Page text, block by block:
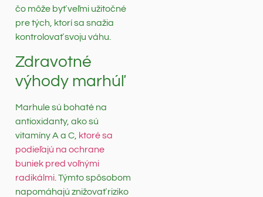
čo môže byť veľmi užitočné
pre tých, ktorí sa snažia
kontrolovať svoju váhu.
Zdravotné
výhody marhúľ
Marhule sú bohaté na
antioxidanty, ako sú
vitamíny A a C, ktoré sa
podieľajú na ochrane
buniek pred voľnými
radikálmi . Týmto spôsobom
napomáhajú znižovať riziko